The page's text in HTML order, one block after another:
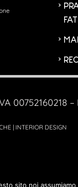
00752160218 –
| INTERIOR DESIGN
sito noi